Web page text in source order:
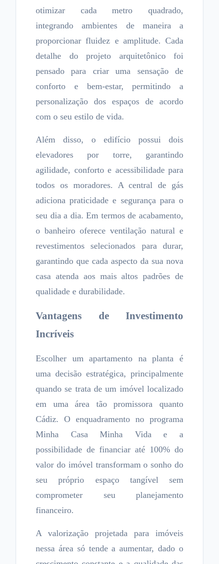
otimizar cada metro quadrado,
integrando ambientes de maneira a
proporcionar fluidez e amplitude. Cada
detalhe do projeto arquitetônico foi
pensado para criar uma sensação de
conforto e bem-estar, permitindo a
personalização dos espaços de acordo
com o seu estilo de vida.
Além disso, o edifício possui dois
elevadores por torre, garantindo
agilidade, conforto e acessibilidade para
todos os moradores. A central de gás
adiciona praticidade e segurança para o
seu dia a dia. Em termos de acabamento,
o banheiro oferece ventilação natural e
revestimentos selecionados para durar,
garantindo que cada aspecto da sua nova
casa atenda aos mais altos padrões de
qualidade e durabilidade.
Vantagens de Investimento
Incríveis
Escolher um apartamento na planta é
uma decisão estratégica, principalmente
quando se trata de um imóvel localizado
em uma área tão promissora quanto
Cádiz. O enquadramento no programa
Minha Casa Minha Vida e a
possibilidade de financiar até 100% do
valor do imóvel transformam o sonho do
seu próprio espaço tangível sem
comprometer seu planejamento
financeiro.
A valorização projetada para imóveis
nessa área só tende a aumentar, dado o